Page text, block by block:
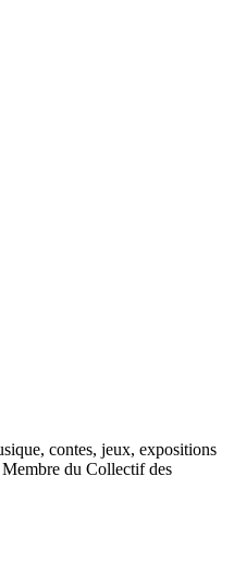
contes, jeux, expositions
Membre du Collectif des